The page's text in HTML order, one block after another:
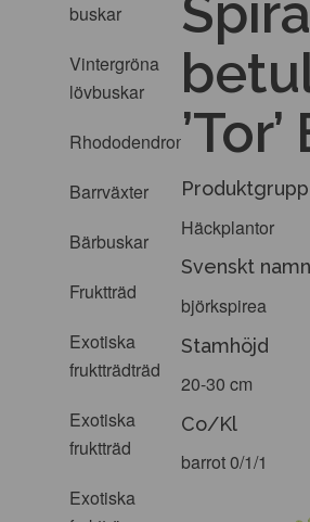
buskar
Vintergröna
lövbuskar
Rhododendron
Barrväxter
Bärbuskar
Fruktträd
Exotiska
fruktträdträd
Exotiska
fruktträd
Exotiska
’Tor’
Produktgrupp
Häckplantor
Svenskt namn
björkspirea
Stamhöjd
20-30 cm
Co/Kl
barrot 0/1/1